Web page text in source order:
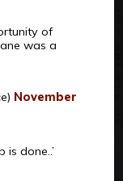
of
was a
November
done..’